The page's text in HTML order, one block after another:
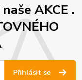
AKCE .
Přihlásit se